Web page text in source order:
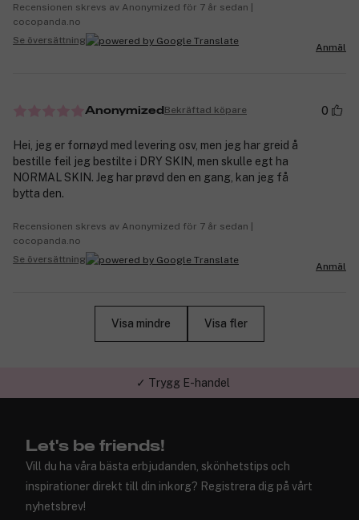
Recensionen skrevs av Anonymized för 7 år sedan |
cocopanda.no
Se översättning
Anmäl
Anonymized Bekräftad köpare 0
Hei, jeg er fornøyd med levering osv, men jeg har greid å
bestille feil jeg bestilte i DRY SKIN, men skulle egt ha
NORMAL SKIN. Jeg har prøvd den en gang, kan jeg få
bytta den.
Recensionen skrevs av Anonymized för 7 år sedan |
cocopanda.no
Se översättning
Anmäl
Visa mindre Visa fler
✓ Trygg E-handel
Let's be friends!
Vill du ha våra bästa erbjudanden, skönhetstips och
inspirationer direkt till din inkorg? Registrera dig på vårt
nyhetsbrev!